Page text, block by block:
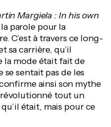
Margiela : In his own
parole pour la
C’est à travers ce long-
sa carrière, qu’il
la mode était fait de
se sentait pas de les
ainsi son mythe
tout un
était, mais pour ce